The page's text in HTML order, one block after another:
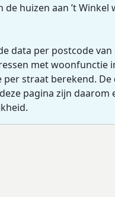
de huizen aan ’t Winkel
data per postcode van
met woonfunctie
straat berekend. De
pagina zijn daarom